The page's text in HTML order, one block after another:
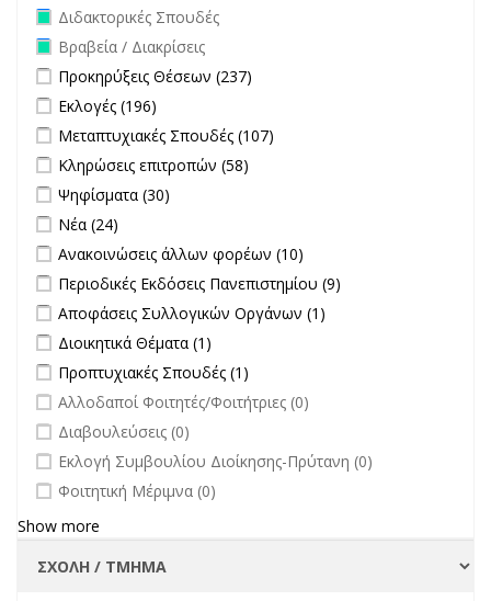
Remove Διδακτορικές Σπουδές filter
Διδακτορικές Σπουδές
Remove Βραβεία / Διακρίσεις filter
Βραβεία / Διακρίσεις
Apply Προκηρύξεις Θέσεων filter
Προκηρύξεις Θέσεων (237)
Apply Εκλογές filter
Εκλογές (196)
Apply Μεταπτυχιακές Σπουδές filter
Μεταπτυχιακές Σπουδές (107)
Apply Κληρώσεις επιτροπών filter
Κληρώσεις επιτροπών (58)
Apply Ψηφίσματα filter
Ψηφίσματα (30)
Apply Νέα filter
Νέα (24)
Apply Ανακοινώσεις άλλων φορέων filter
Ανακοινώσεις άλλων φορέων (10)
Apply Περιοδικές Εκδόσεις Πανεπιστημίου filter
Περιοδικές Εκδόσεις Πανεπιστημίου (9)
Apply Αποφάσεις Συλλογικών Οργάνων filter
Αποφάσεις Συλλογικών Οργάνων (1)
Apply Διοικητικά Θέματα filter
Διοικητικά Θέματα (1)
Apply Προπτυχιακές Σπουδές filter
Προπτυχιακές Σπουδές (1)
undefined
Αλλοδαποί Φοιτητές/Φοιτήτριες (0)
undefined
Διαβουλεύσεις (0)
undefined
Εκλογή Συμβουλίου Διοίκησης-Πρύτανη (0)
undefined
Φοιτητική Μέριμνα (0)
Show more